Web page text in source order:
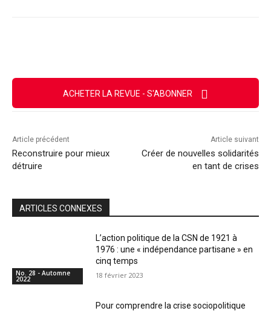
ACHETER LA REVUE - S'ABONNER
Article précédent
Reconstruire pour mieux
détruire
Article suivant
Créer de nouvelles solidarités
en tant de crises
ARTICLES CONNEXES
No. 28 - Automne
2022
L’action politique de la CSN de 1921 à
1976 : une « indépendance partisane » en
cinq temps
18 février 2023
Pour comprendre la crise sociopolitique